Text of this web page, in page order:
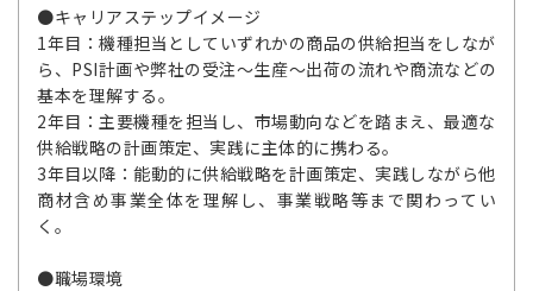
●キャリアステップイメージ
1年目：機種担当としていずれかの商品の供給担当をしなが
ら、PSI計画や弊社の受注～生産～出荷の流れや商流などの
基本を理解する。
2年目：主要機種を担当し、市場動向などを踏まえ、最適な
供給戦略の計画策定、実践に主体的に携わる。
3年目以降：能動的に供給戦略を計画策定、実践しながら他
商材含め事業全体を理解し、事業戦略等まで関わってい
く。
●職場環境